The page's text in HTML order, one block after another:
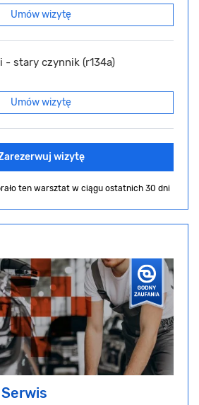
Umów wizytę
- stary czynnik (r134a)
Umów wizytę
wizytę
ten warsztat w ciągu ostatnich 30 dni